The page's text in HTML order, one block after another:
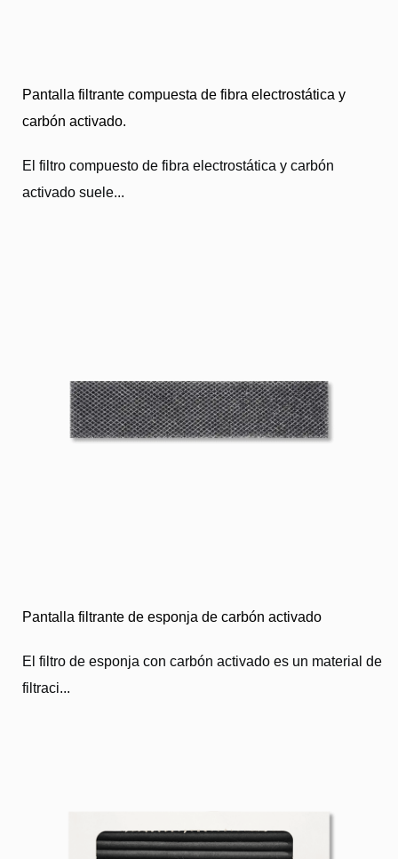
Pantalla filtrante compuesta de fibra electrostática y
carbón activado.
El filtro compuesto de fibra electrostática y carbón
activado suele...
Pantalla filtrante de esponja de carbón activado
El filtro de esponja con carbón activado es un material de
filtraci...